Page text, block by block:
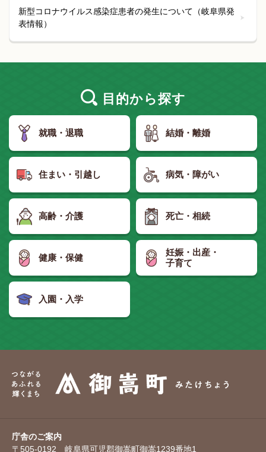
新型コロナウイルス感染症患者の発生について（岐阜県発
表情報）
目的から探す
就職・退職 結婚・離婚
住まい・引越し 病気・障がい
高齢・介護 死亡・相続
健康・保健
妊娠・出産・
子育て
入園・入学
庁舎のご案内
〒505-0192 岐阜県可児郡御嵩町御嵩1239番地1